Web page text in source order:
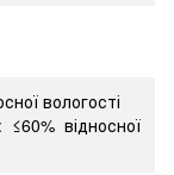
вологості
відносної